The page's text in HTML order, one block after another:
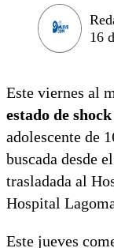
16
Este viernes al
estado de shock
adolescente de
buscada desde
trasladada al
Hospital
Este jueves